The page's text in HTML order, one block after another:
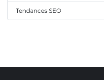
Tendances SEO